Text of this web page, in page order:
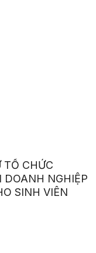
TỔ CHỨC
DOANH NGHIỆP
SINH VIÊN